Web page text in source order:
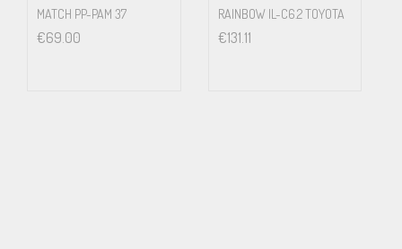
MATCH PP-PAM 37
€69.00
RAINBOW IL-C6.2 TOYOTA
€131.11